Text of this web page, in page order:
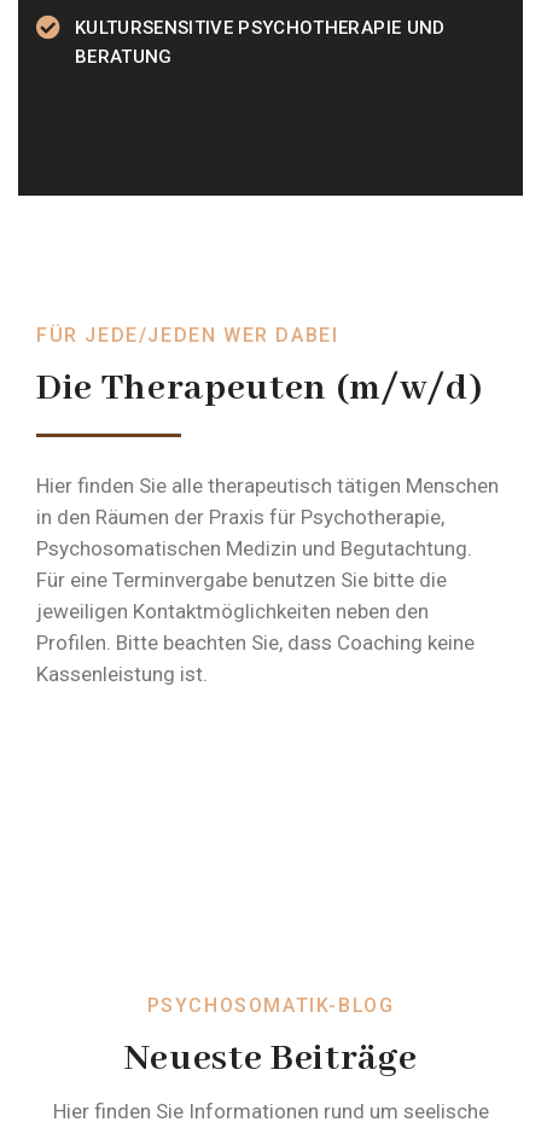
KULTURSENSITIVE PSYCHOTHERAPIE UND
BERATUNG
FÜR JEDE/JEDEN WER DABEI
Die Therapeuten (m/w/d)
Hier finden Sie alle therapeutisch tätigen Menschen
in den Räumen der Praxis für Psychotherapie,
Psychosomatischen Medizin und Begutachtung.
Für eine Terminvergabe benutzen Sie bitte die
jeweiligen Kontaktmöglichkeiten neben den
Profilen. Bitte beachten Sie, dass Coaching keine
Kassenleistung ist.
PSYCHOSOMATIK-BLOG
Neueste Beiträge
Hier finden Sie Informationen rund um seelische